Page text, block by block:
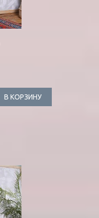
В КОРЗИНУ